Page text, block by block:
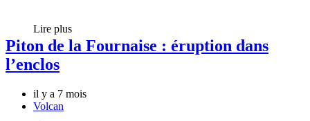
Lire plus
Piton de la Fournaise : éruption dans
l’enclos
il y a 7 mois
Volcan